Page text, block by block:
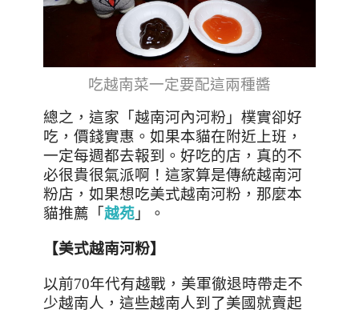
吃越南菜一定要配這兩種醬
總之，這家「越南河內河粉」樸實卻好
吃，價錢實惠。如果本貓在附近上班，
一定每週都去報到。好吃的店，真的不
必很貴很氣派啊！這家算是傳統越南河
粉店，如果想吃美式越南河粉，那麼本
貓推薦「 越苑 」。
【美式越南河粉】
以前70年代有越戰，美軍徹退時帶走不
少越南人，這些越南人到了美國就賣起